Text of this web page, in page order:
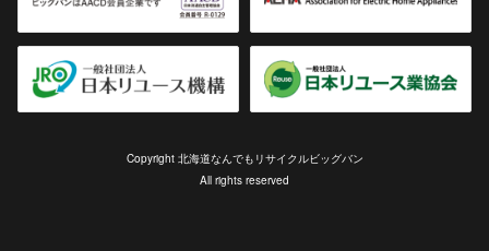
Copyright 北海道なんでもリサイクルビッグバン
All rights reserved